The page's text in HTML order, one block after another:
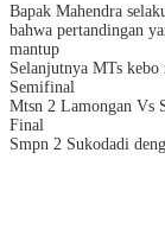
Bapak Mahendra
bahwa pertandingan
mantup
Selanjutnya MTs
Semifinal
Mtsn 2 Lamongan Vs
Final
Smpn 2 Sukodadi